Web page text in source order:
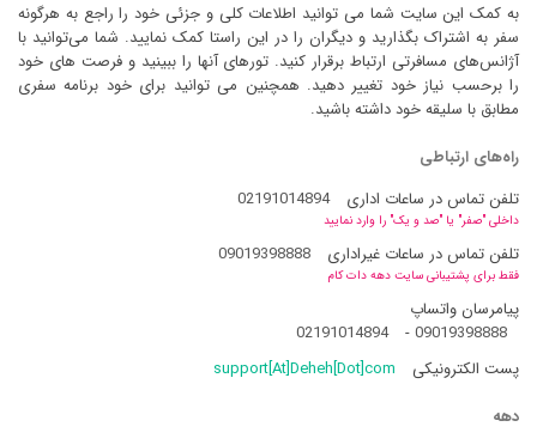
به کمک این سایت شما می توانید اطلاعات کلی و جزئی خود را راجع به هرگونه
سفر به اشتراک بگذارید و دیگران را در این راستا کمک نمایید. شما می‌توانید با
آژانس‌های مسافرتی ارتباط برقرار کنید. تورهای آنها را ببینید و فرصت های خود
را برحسب نیاز خود تغییر دهید. همچنین می توانید برای خود برنامه سفری
مطابق با سلیقه خود داشته باشید.
راه‌های ارتباطی
تلفن تماس در ساعات اداری
02191014894
داخلی "صفر" یا "صد و یک" را وارد نمایید
تلفن تماس در ساعات غیراداری 09019398888
فقط برای پشتیبانی سایت دهه دات کام
پیامرسان واتساپ
09019398888
-
02191014894
پست الکترونیکی
support[At]Deheh[Dot]com
دهه